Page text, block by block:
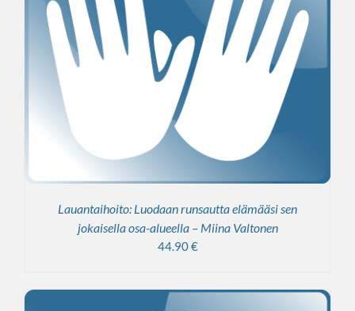
Lauantaihoito: Luodaan runsautta elämääsi sen
jokaisella osa-alueella – Miina Valtonen
44.90€